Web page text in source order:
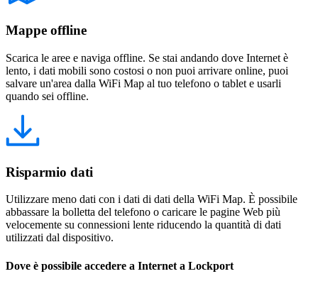
Mappe offline
Scarica le aree e naviga offline. Se stai andando dove Internet è
lento, i dati mobili sono costosi o non puoi arrivare online, puoi
salvare un'area dalla WiFi Map al tuo telefono o tablet e usarli
quando sei offline.
Risparmio dati
Utilizzare meno dati con i dati di dati della WiFi Map. È possibile
abbassare la bolletta del telefono o caricare le pagine Web più
velocemente su connessioni lente riducendo la quantità di dati
utilizzati dal dispositivo.
Dove è possibile accedere a Internet a Lockport